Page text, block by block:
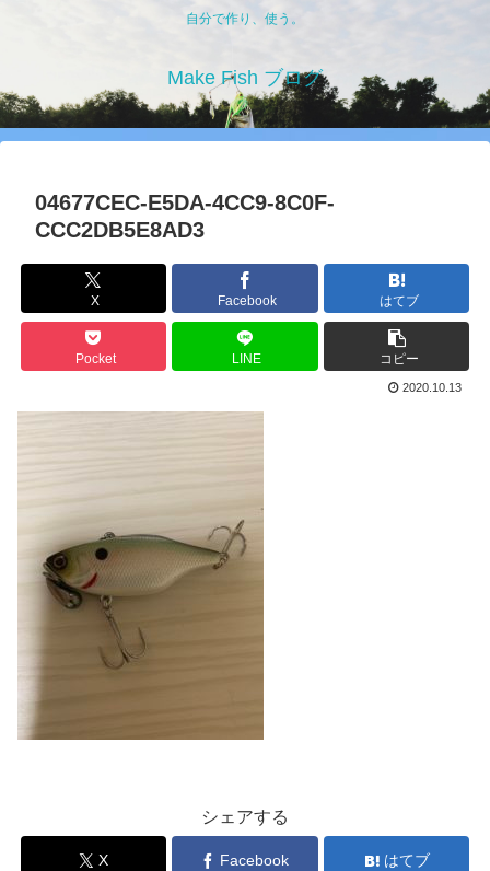
自分で作り、使う。
Make Fish ブログ
04677CEC-E5DA-4CC9-8C0F-
CCC2DB5E8AD3
X Facebook はてブ
Pocket LINE コピー
2020.10.13
シェアする
X Facebook はてブ